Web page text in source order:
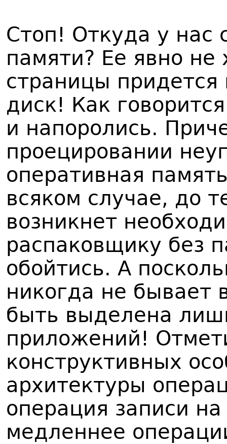
Стоп! Откуда у нас
памяти? Ее явно не
страницы придется
диск! Как
и напоролись.
проецировании
оперативная
всяком случае, до
возникнет
распаковщику без
обойтись. А
никогда не бывает
быть выделена
приложений!
конструктивных
архитектуры
операция записи
медленнее